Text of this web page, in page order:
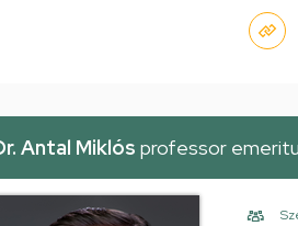
Antal Miklós professor